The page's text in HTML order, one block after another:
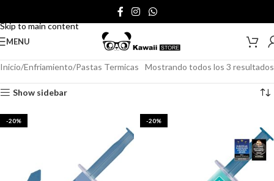
Skip to main content
MENU
Inicio Enfriamiento Pastas Termicas Mostrando todos los 3 resultados
Show sidebar
-20% -20%